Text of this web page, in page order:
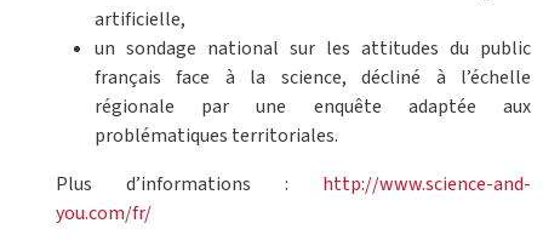
artificielle,
un sondage national sur les attitudes du public
français face à la science, décliné à l’échelle
régionale par une enquête adaptée aux
problématiques territoriales.
Plus d’informations : http://www.science-and-
you.com/fr/